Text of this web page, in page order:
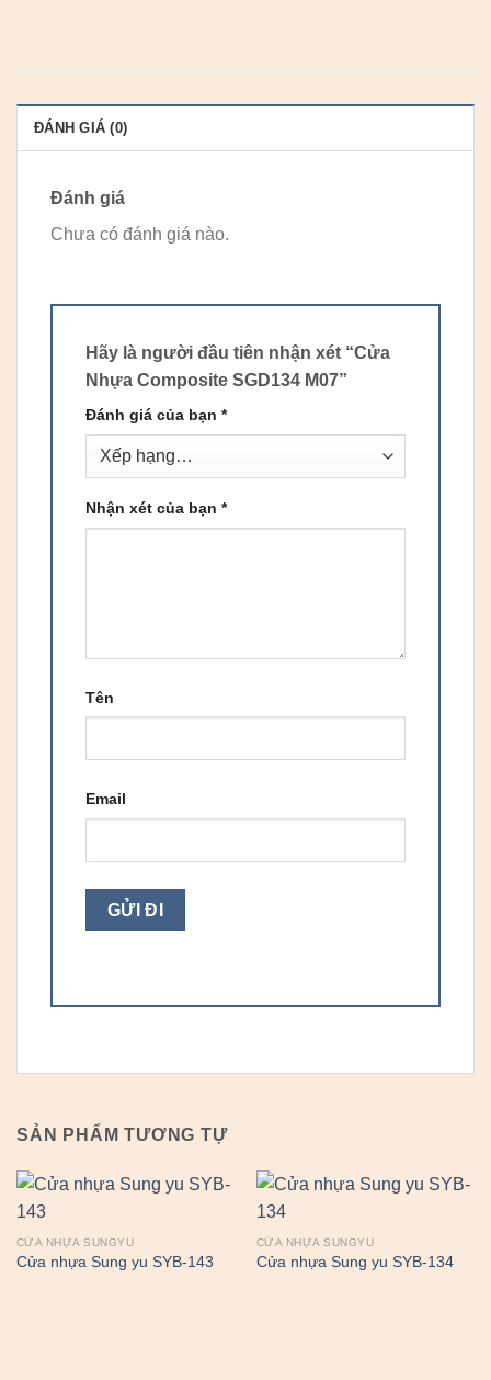
ĐÁNH GIÁ (0)
Đánh giá
Chưa có đánh giá nào.
Hãy là người đầu tiên nhận xét “Cửa
Nhựa Composite SGD134 M07”
Đánh giá của bạn *
Nhận xét của bạn *
Tên
Email
SẢN PHẨM TƯƠNG TỰ
CỬA NHỰA SUNGYU
Cửa nhựa Sung yu SYB-143
CỬA NHỰA SUNGYU
Cửa nhựa Sung yu SYB-134